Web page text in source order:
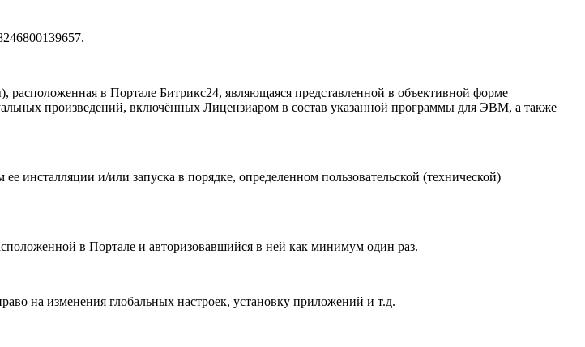
в Портале Битрикс24, являющаяся представленной в объективной форме
произведений, включённых Лицензиаром в состав указанной программы для ЭВМ, а также
и/или запуска в порядке, определенном пользовательской (технической)
в Портале и авторизовавшийся в ней как минимум один раз.
на изменения глобальных настроек, установку приложений и т.д.